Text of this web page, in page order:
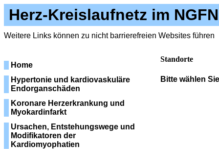
Herz-Kreislaufnetz im NGFN
Weitere Links können zu nicht barrierefreien Websites führen
Home
Hypertonie und kardiovaskuläre
Endorganschäden
Koronare Herzerkrankung und
Myokardinfarkt
Ursachen, Entstehungswege und
Modifikatoren der
Kardiomyophatien
Standorte
Bitte wählen